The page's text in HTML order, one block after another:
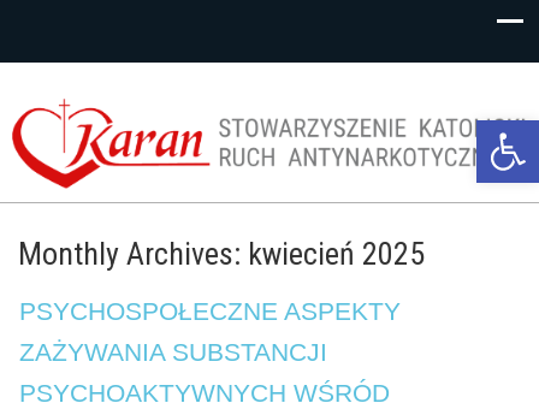
Monthly Archives: kwiecień 2025
PSYCHOSPOŁECZNE ASPEKTY
ZAŻYWANIA SUBSTANCJI
PSYCHOAKTYWNYCH WŚRÓD